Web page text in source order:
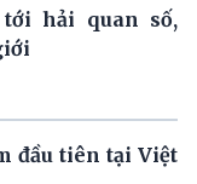
hải quan số,
đầu tiên tại Việt